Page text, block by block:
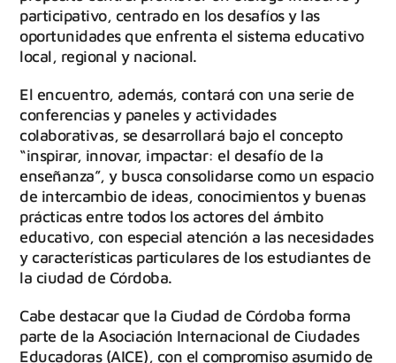
participativo, centrado en los desafíos y las
oportunidades que enfrenta el sistema educativo
local, regional y nacional.
El encuentro, además, contará con una serie de
conferencias y paneles y actividades
colaborativas, se desarrollará bajo el concepto
“inspirar, innovar, impactar: el desafío de la
enseñanza”, y busca consolidarse como un espacio
de intercambio de ideas, conocimientos y buenas
prácticas entre todos los actores del ámbito
educativo, con especial atención a las necesidades
y características particulares de los estudiantes de
la ciudad de Córdoba.
Cabe destacar que la Ciudad de Córdoba forma
parte de la Asociación Internacional de Ciudades
Educadoras (AICE), con el compromiso asumido de